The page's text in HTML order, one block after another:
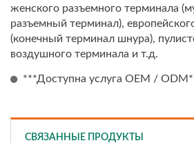
женского разъемного терминала
разъемный терминал),
(конечный терминал шнура),
воздушного терминала и т.д.
***Доступна услуга OEM /
СВЯЗАННЫЕ ПРОДУКТЫ